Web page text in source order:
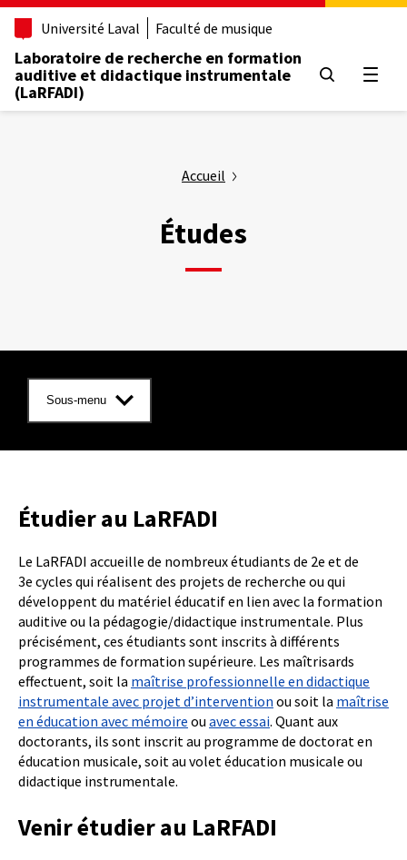
Aller
contenu
principal
Université Laval Faculté de musique
Laboratoire de recherche en formation
auditive et didactique instrumentale
(LaRFADI)
Accueil
Études
Sous-menu
Étudier au LaRFADI
Le LaRFADI accueille de nombreux étudiants de 2e et de
3e cycles qui réalisent des projets de recherche ou qui
développent du matériel éducatif en lien avec la formation
auditive ou la pédagogie/didactique instrumentale. Plus
précisément, ces étudiants sont inscrits à différents
programmes de formation supérieure. Les maîtrisards
effectuent, soit la maîtrise professionnelle en didactique
instrumentale avec projet d’intervention ou soit la maîtrise
en éducation avec mémoire ou avec essai. Quant aux
doctorants, ils sont inscrit au programme de doctorat en
éducation musicale, soit au volet éducation musicale ou
didactique instrumentale.
Venir étudier au LaRFADI